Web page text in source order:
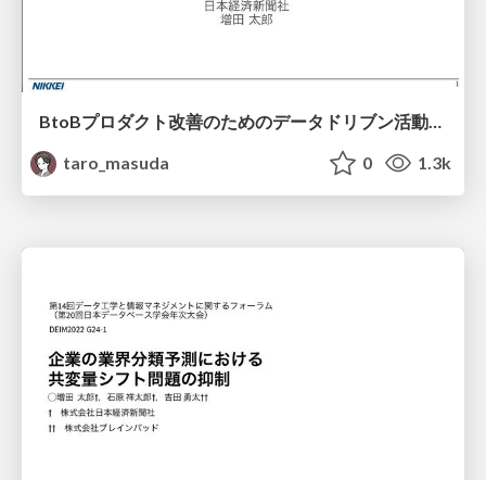
BtoBプロダクト改善のためのデータドリブン活動と組織の概要/b2b_data_driven_team
taro_masuda
0 1.3k